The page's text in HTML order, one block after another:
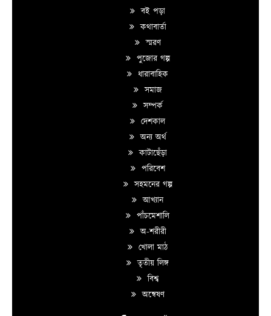
বই পড়া
কথাবার্তা
স্মরণ
পুজোর গল্প
ধারাবাহিক
সমাজ
সম্পর্ক
দেশকাল
অন্য অর্থ
কাটাছেঁড়া
পরিবেশ
সহমনের গল্প
আখ্যান
পাঁচমেশালি
অ-শরীরী
খোলা মাঠ
তৃতীয় লিঙ্গ
বিশ্ব
অন্বেষণ